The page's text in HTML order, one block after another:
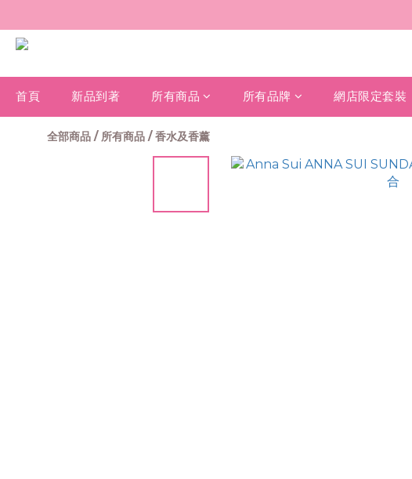
首頁 新品到著 所有商品 所有品牌 網店限定套裝
全部商品 / 所有商品 /香水及香薰